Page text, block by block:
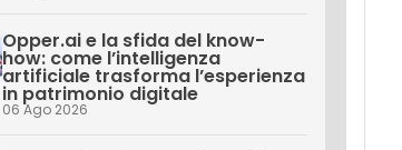
Opper.ai e la sfida del know-
how: come l’intelligenza
artificiale trasforma l’esperienza
in patrimonio digitale
06 Ago 2026